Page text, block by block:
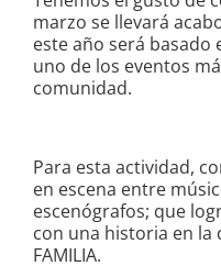
marzo se llevará
este año será basado
uno de los eventos
comunidad.
Para esta actividad,
en escena entre
escenógrafos; que
con una historia en la
FAMILIA.